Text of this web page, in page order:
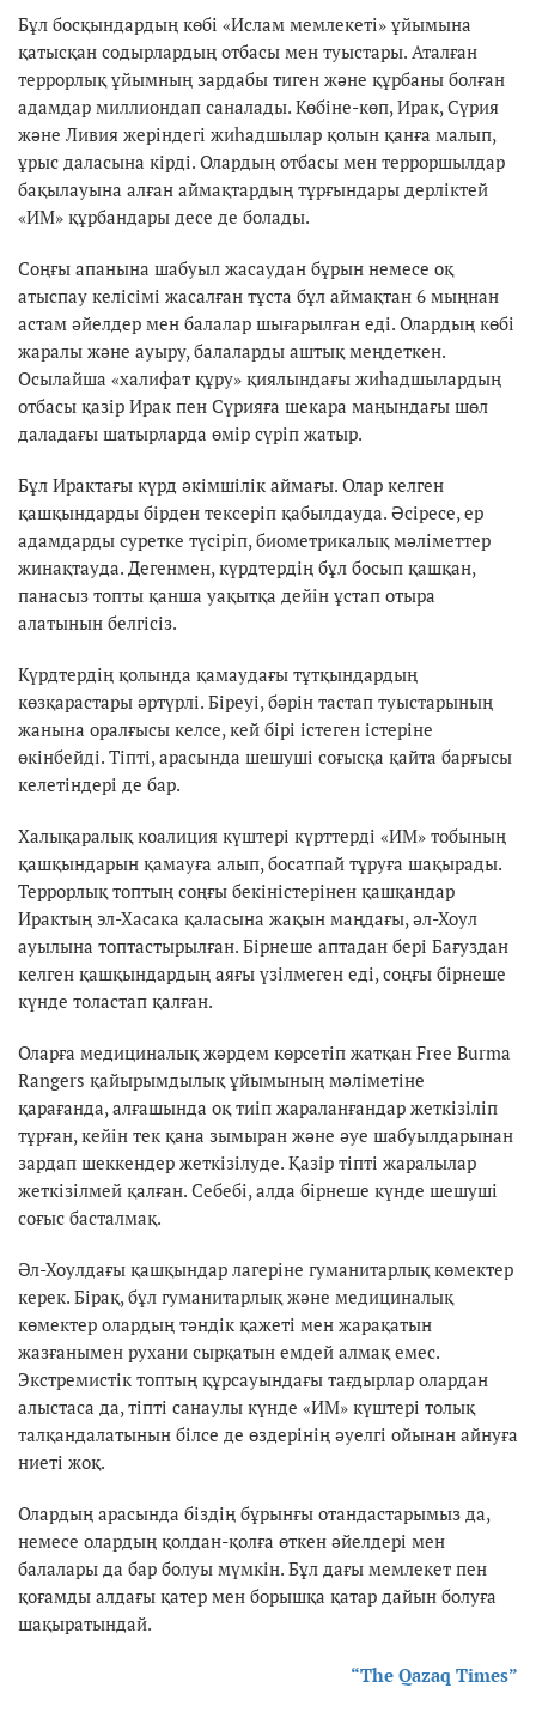
Бұл босқындардың көбі «Ислам мемлекеті» ұйымына
қатысқан содырлардың отбасы мен туыстары. Аталған
террорлық ұйымның зардабы тиген және құрбаны болған
адамдар миллиондап саналады. Көбіне-көп, Ирак, Сүрия
және Ливия жеріндегі жиһадшылар қолын қанға малып,
ұрыс даласына кірді. Олардың отбасы мен терроршылдар
бақылауына алған аймақтардың тұрғындары дерліктей
«ИМ» құрбандары десе де болады.
Соңғы апанына шабуыл жасаудан бұрын немесе оқ
атыспау келісімі жасалған тұста бұл аймақтан 6 мыңнан
астам әйелдер мен балалар шығарылған еді. Олардың көбі
жаралы және ауыру, балаларды аштық меңдеткен.
Осылайша «халифат құру» қиялындағы жиһадшылардың
отбасы қазір Ирак пен Сүрияға шекара маңындағы шөл
даладағы шатырларда өмір сүріп жатыр.
Бұл Ирактағы күрд әкімшілік аймағы. Олар келген
қашқындарды бірден тексеріп қабылдауда. Әсіресе, ер
адамдарды суретке түсіріп, биометрикалық мәліметтер
жинақтауда. Дегенмен, күрдтердің бұл босып қашқан,
панасыз топты қанша уақытқа дейін ұстап отыра
алатынын белгісіз.
Күрдтердің қолында қамаудағы тұтқындардың
көзқарастары әртүрлі. Біреуі, бәрін тастап туыстарының
жанына оралғысы келсе, кей бірі істеген істеріне
өкінбейді. Тіпті, арасында шешуші соғысқа қайта барғысы
келетіндері де бар.
Халықаралық коалиция күштері күрттерді «ИМ» тобының
қашқындарын қамауға алып, босатпай тұруға шақырады.
Террорлық топтың соңғы бекіністерінен қашқандар
Ирактың эл-Хасака қаласына жақын маңдағы, әл-Хоул
ауылына топтастырылған. Бірнеше аптадан бері Бағуздан
келген қашқындардың аяғы үзілмеген еді, соңғы бірнеше
күнде толастап қалған.
Оларға медициналық жәрдем көрсетіп жатқан Free Burma
Rangers қайырымдылық ұйымының мәліметіне
қарағанда, алғашында оқ тиіп жараланғандар жеткізіліп
тұрған, кейін тек қана зымыран және әуе шабуылдарынан
зардап шеккендер жеткізілуде. Қазір тіпті жаралылар
жеткізілмей қалған. Себебі, алда бірнеше күнде шешуші
соғыс басталмақ.
Әл-Хоулдағы қашқындар лагеріне гуманитарлық көмектер
керек. Бірақ, бұл гуманитарлық және медициналық
көмектер олардың тәндік қажеті мен жарақатын
жазғанымен рухани сырқатын емдей алмақ емес.
Экстремистік топтың құрсауындағы тағдырлар олардан
алыстаса да, тіпті санаулы күнде «ИМ» күштері толық
талқандалатынын білсе де өздерінің әуелгі ойынан айнуға
ниеті жоқ.
Олардың арасында біздің бұрынғы отандастарымыз да,
немесе олардың қолдан-қолға өткен әйелдері мен
балалары да бар болуы мүмкін. Бұл дағы мемлекет пен
қоғамды алдағы қатер мен борышқа қатар дайын болуға
шақыратындай.
“The Qazaq Times”